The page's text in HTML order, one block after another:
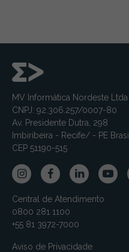
MV Informática Nordeste Ltda
CNPJ: 92.306.257/0007-80
Av. Presidente Dutra, 298
Imbiribeira - Recife/ - PE Brasil
CEP 51190-515
Central de Atendimento
0800 281 1100
+55 81 3972-7000
Aviso de Privacidade